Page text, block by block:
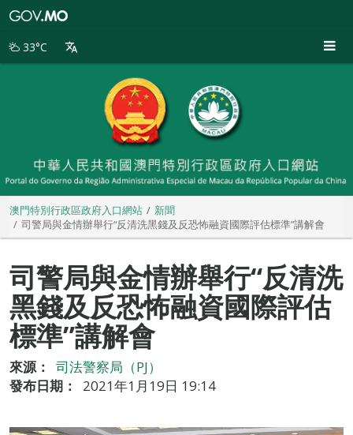
別
33°C
澳門特別行政區政府入口網站
新聞
司警局與金情辦舉行“反清洗黑錢及反恐怖融資國際評估標準”講解會
司警局與金情辦舉行“反清洗
黑錢及反恐怖融資國際評估
標準”講解會
來源：
司法警察局（PJ）
發布日期：
2021年1月19日 19:14